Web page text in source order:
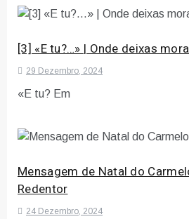
[3] «E tu?…» | Onde deixas
29 Dezembro, 2024
«E tu? Em
Mensagem de Natal do
Redentor
24 Dezembro, 2024